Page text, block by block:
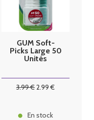
GUM Soft-
Picks Large 50
Unités
3.99€2.99 €
En stock